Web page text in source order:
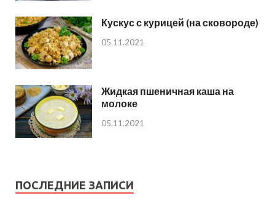
Кускус с курицей (на сковороде)
05.11.2021
Жидкая пшеничная каша на
молоке
05.11.2021
ПОСЛЕДНИЕ ЗАПИСИ